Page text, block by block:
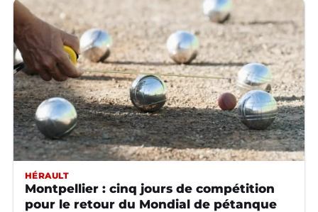
HÉRAULT
Montpellier : cinq jours de compétition
pour le retour du Mondial de pétanque